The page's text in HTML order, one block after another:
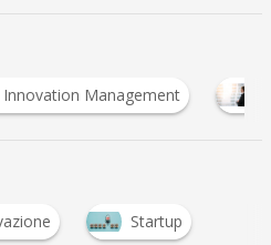
Innovation Manager
Startup